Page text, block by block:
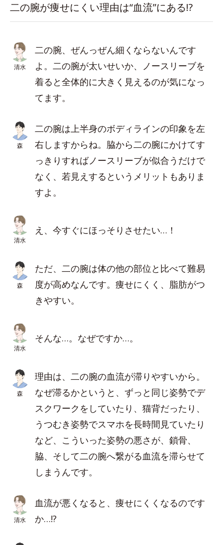
二の腕が痩せにくい理由は“血流”にある!?
清水
二の腕、ぜんっぜん細くならないんです
よ。二の腕が太いせいか、ノースリーブを
着ると全体的に大きく見えるのが気になっ
てます。
森
二の腕は上半身のボディラインの印象を左
右しますからね。脇から二の腕にかけてす
っきりすればノースリーブが似合うだけで
なく、若見えするというメリットもありま
すよ。
清水
え、今すぐにほっそりさせたい…！
森
ただ、二の腕は体の他の部位と比べて難易
度が高めなんです。痩せにくく、脂肪がつ
きやすい。
清水
そんな…。なぜですか…。
森
理由は、二の腕の血流が滞りやすいから。
なぜ滞るかというと、ずっと同じ姿勢でデ
スクワークをしていたり、猫背だったり、
うつむき姿勢でスマホを長時間見ていたり
など、こういった姿勢の悪さが、鎖骨、
脇、そして二の腕へ繋がる血流を滞らせて
しまうんです。
清水
血流が悪くなると、痩せにくくなるのです
か…!?